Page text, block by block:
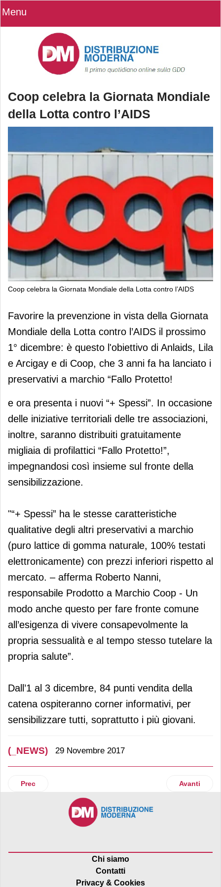
Menu
Coop celebra la Giornata Mondiale
della Lotta contro l’AIDS
Coop celebra la Giornata Mondiale della Lotta contro l’AIDS
Coop celebra la Giornata Mondiale
della Lotta contro l’AIDS
Favorire la prevenzione in vista della Giornata
Mondiale della Lotta contro l’AIDS il prossimo
1° dicembre: è questo l'obiettivo di Anlaids, Lila
e Arcigay e di Coop, che 3 anni fa ha lanciato i
preservativi a marchio “Fallo Protetto!
e ora presenta i nuovi “+ Spessi”. In occasione
delle iniziative territoriali delle tre associazioni,
inoltre, saranno distribuiti gratuitamente
migliaia di profilattici “Fallo Protetto!”,
impegnandosi così insieme sul fronte della
sensibilizzazione.
"“+ Spessi” ha le stesse caratteristiche
qualitative degli altri preservativi a marchio
(puro lattice di gomma naturale, 100% testati
elettronicamente) con prezzi inferiori rispetto al
mercato. – afferma Roberto Nanni,
responsabile Prodotto a Marchio Coop - Un
modo anche questo per fare fronte comune
all’esigenza di vivere consapevolmente la
propria sessualità e al tempo stesso tutelare la
propria salute”.
Dall’1 al 3 dicembre, 84 punti vendita della
catena ospiteranno corner informativi, per
sensibilizzare tutti, soprattutto i più giovani.
(_NEWS) 29 Novembre 2017
Articolo precedente: Altasfera Cash&Carry debutta a
Prec Articolo
Avanti
Chi siamo
Contatti
Privacy & Cookies